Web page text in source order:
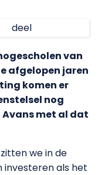
deel
van
afgelopen jaren
komen er
nog
met al dat
we in de
investeren als het